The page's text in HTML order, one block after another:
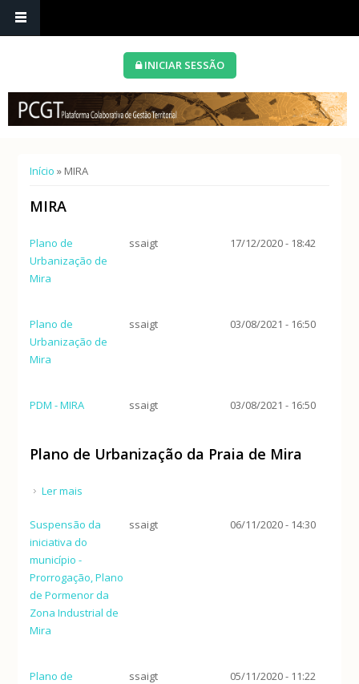
INICIAR SESSÃO
Está aqui
Início » MIRA
MIRA
Plano de
Urbanização de
Mira
ssaigt 17/12/2020 - 18:42
Plano de
Urbanização de
Mira
ssaigt 03/08/2021 - 16:50
PDM - MIRA ssaigt 03/08/2021 - 16:50
Plano de Urbanização da Praia de Mira
Ler mais
Suspensão da
iniciativa do
município -
Prorrogação, Plano
de Pormenor da
Zona Industrial de
Mira
ssaigt 06/11/2020 - 14:30
Plano de
ssaigt 05/11/2020 - 11:22